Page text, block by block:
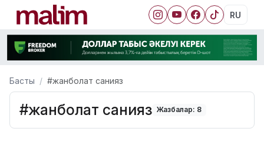
RU
Басты #жанболат санияз
#жанболат санияз Жазбалар: 8